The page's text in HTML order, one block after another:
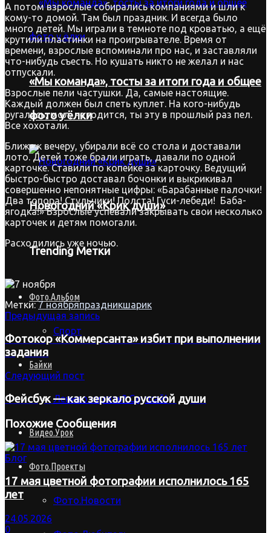
«Мы команда», тосты за итоги года и общее
фото у ёлки
Новогодний «Крик души»
Trending Метки
Фото.Альбом
Спорт
Байки
Лениво читать? Слушай!
Видео.Урок
Фото.Проекты
Фото.Новости
А потом взрослые собирались компаниями и шли к
кому-то домой. Там был праздник. И всегда было
много детей. Мы играли в темноте под кроватью, а ещё
крутили пластинки на проигрывателе. Время от
времени, взрослые вспоминали про нас, и заставляли
что-нибудь съесть. Но кушать никто не желал и нас
отпускали.
Взрослые пели частушки. Да, самые настоящие.
Каждый должен был спеть куплет. На кого-нибудь
ругались, мол, не годится, ты эту в прошлый раз пел.
Все хохотали.
Ближе к вечеру, убирали всё со стола и доставали
лото. Детей тоже брали играть, давали по одной
карточке. Ставили по копейке за карточку. Ведущий
быстро-быстро доставал бочонки и выкрикивал
совершенно непонятные цифры: «Барабанные палочки!
Два топора! Стульчики! Полста! Гуси-лебеди! Баба-
ягодка!» Взрослые успевали закрывать свои несколько
карточек и детям помогали.
Расходились уже ночью.
Метки: 7 ноябряпраздникшарик
Предыдущая запись
Фотокор «Коммерсанта» избит при выполнении
задания
Следующий пост
Фейсбук — как зеркало русской души
Похожие Сообщения
Блог
17 мая цветной фотографии исполнилось 165
лет
24.05.2026
0